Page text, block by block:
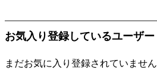
お気入り登録しているユーザー
まだお気に入り登録されていません